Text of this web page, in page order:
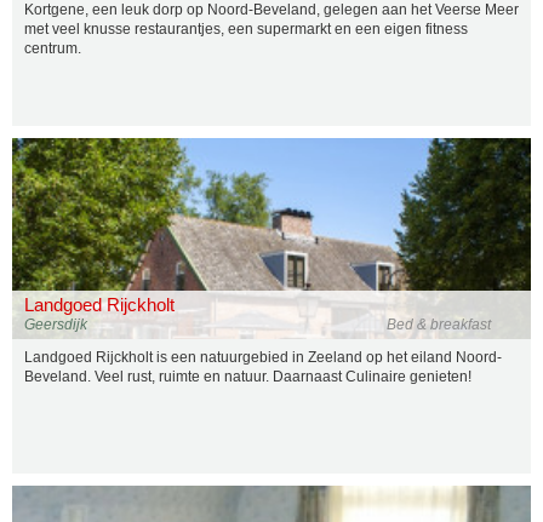
Kortgene, een leuk dorp op Noord-Beveland, gelegen aan het Veerse Meer
met veel knusse restaurantjes, een supermarkt en een eigen fitness
centrum.
Landgoed Rijckholt
Bed & breakfast
Geersdijk
Landgoed Rijckholt is een natuurgebied in Zeeland op het eiland Noord-
Beveland. Veel rust, ruimte en natuur. Daarnaast Culinaire genieten!